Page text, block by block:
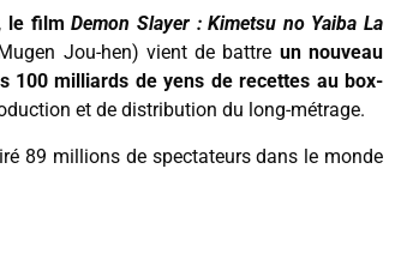
le filmDemon Slayer : Kimetsu no Yaiba La
Jou-hen) vient de battre un nouveau
100 milliards de yens de recettes au box-
et de distribution du long-métrage.
89 millions de spectateurs dans le monde